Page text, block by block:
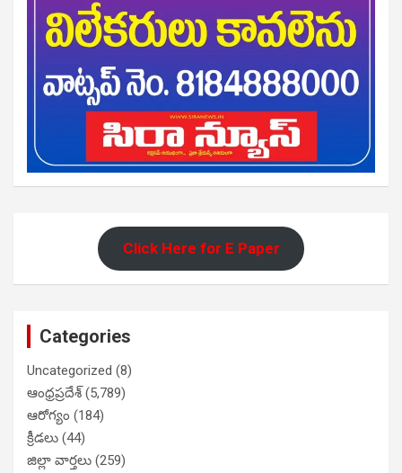
Click Here for E Paper
Categories
Uncategorized (8)
ఆంధ్రప్రదేశ్(5,789)
ఆరోగ్యం (184)
క్రీడలు (44)
జిల్లా వార్తలు (259)